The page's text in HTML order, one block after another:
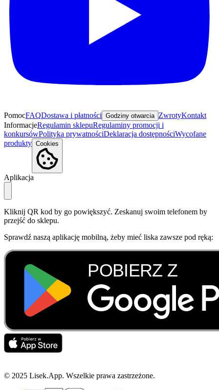
PomocFAQDostawa i płatności Godziny otwarcia ZwrotyKontakt
InformacjeRegulamin sklepuRegulaminy promocji i
konkursówPolityka prywatnościDeklaracja dostępnościWycofane
produkty Cookies
Aplikacja
Kliknij QR kod by go powiększyć. Zeskanuj swoim telefonem by
przejść do sklepu.
Sprawdź naszą aplikację mobilną, żeby mieć liska zawsze pod ręką:
© 2025 Lisek.App. Wszelkie prawa zastrzeżone.